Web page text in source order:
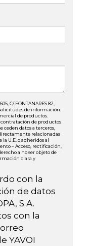
C/ FONTANARES 82,
solicitudes de información.
de productos.
contratación de productos
ceden datos a terceros,
relacionadas
U.E. o adheridos al
– Acceso, rectificación,
a no ser objeto de
clara y
con la
de datos
S.A.
con la
YAVOI